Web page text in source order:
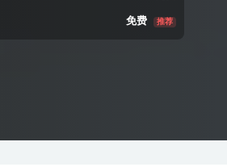
免费 推荐